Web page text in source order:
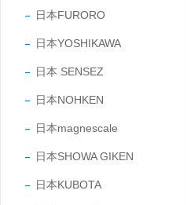
日本FURORO
日本YOSHIKAWA
日本 SENSEZ
日本NOHKEN
日本magnescale
日本SHOWA GIKEN
日本KUBOTA